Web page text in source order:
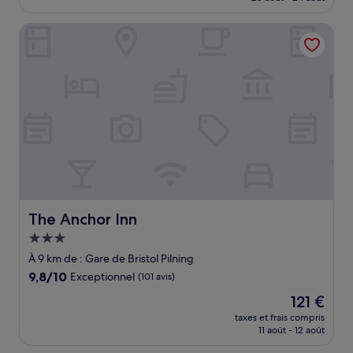
de
66 €
The Anchor Inn
The Anchor Inn
Hébergement
3.0 étoiles
À 9 km de : Gare de Bristol Pilning
9.8
9,8/10 Exceptionnel (101 avis)
Le
nouveau
prix
121 €
taxes et frais compris
11 août - 12 août